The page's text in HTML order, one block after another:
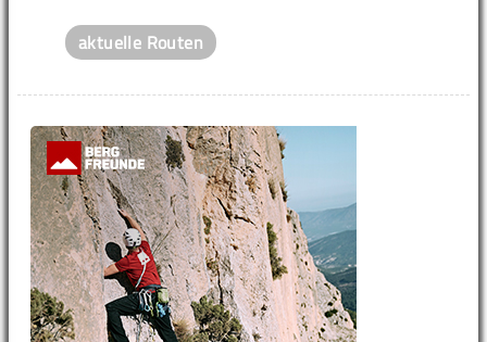
aktuelle Routen